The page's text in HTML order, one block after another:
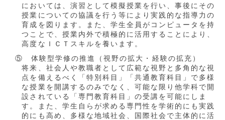
においては、演習として模擬授業を行い、事後にその
授業についての協議を行う等により実践的な指導力の
育成を図ります。また、学生全員がコンピュータを持
つことで、授業内外で積極的に活用することにより、
高度なＩＣＴスキルを養います。
⑤ 体験型学修の推進（視野の拡大・経験の拡充）
将来、社会人や教職者として広範な視野と多角的な視
点を備えるべく「特別科目」「共通教育科目」で多様
な授業を開講するのみでなく、可能な限り他学科で開
設されている「専門教育科目」の受講を可能にしま
す。また、学生自らが求める専門性を学術的にも実践
的にも高め、多様な地域社会、国際社会で主体的に活